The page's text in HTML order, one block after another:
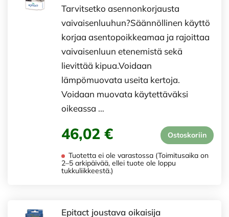
Tarvitsetko asennonkorjausta
vaivaisenluuhun?Säännöllinen käyttö
korjaa asentopoikkeamaa ja rajoittaa
vaivaisenluun etenemistä sekä
lievittää kipua.Voidaan
lämpömuovata useita kertoja.
Voidaan muovata käytettäväksi
oikeassa …
46,02 € Ostoskoriin
Tuotetta ei ole varastossa (Toimitusaika on
2–5 arkipäivää, ellei tuote ole loppu
tukkuliikkeestä.)
Epitact joustava oikaisija